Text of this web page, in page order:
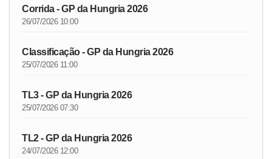
Corrida - GP da Hungria 2026
26/07/2026 10:00
Classificação - GP da Hungria 2026
25/07/2026 11:00
TL3 - GP da Hungria 2026
25/07/2026 07:30
TL2 - GP da Hungria 2026
24/07/2026 12:00